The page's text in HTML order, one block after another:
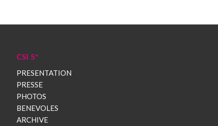
CSI 5*
PRESENTATION
PRESSE
PHOTOS
BENEVOLES
ARCHIVE